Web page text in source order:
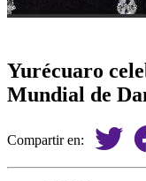
Yurécuaro
Mundial de
Compartir en: